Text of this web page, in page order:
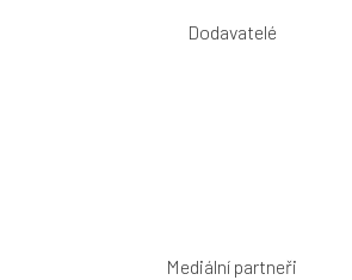
Dodavatelé
Mediální partneři